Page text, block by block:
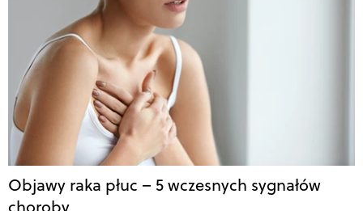
Objawy raka płuc – 5 wczesnych sygnałów